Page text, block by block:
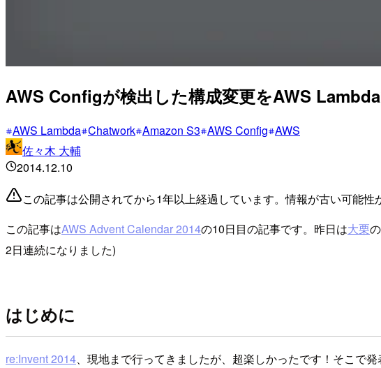
AWS Configが検出した構成変更をAWS
AWS Lambda Chatwork Amazon S3 AWS Config AWS
佐々木 大輔
2014.12.10
この記事は公開されてから1年以上経過しています。情報が古い可能性
この記事はAWS Advent Calendar 2014の10日目の記事です。昨日は大栗の
2日連続になりました)
はじめに
re:Invent 2014、現地まで行ってきましたが、超楽しかったです！そこで